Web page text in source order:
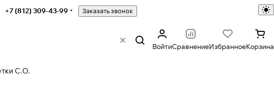
+7 (812) 309-43-99 Заказать звонок
ВойтиСравнениеИзбранноеКорзина
С.О.